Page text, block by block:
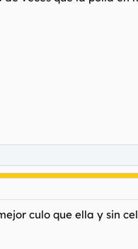
culo que ella y sin